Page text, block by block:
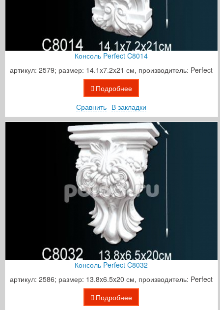
Консоль Perfect C8014
артикул: 2579; размер: 14.1x7.2x21 см, производитель: Perfect
Подробнее
Сравнить В закладки
Консоль Perfect C8032
артикул: 2586; размер: 13.8x6.5x20 см, производитель: Perfect
Подробнее